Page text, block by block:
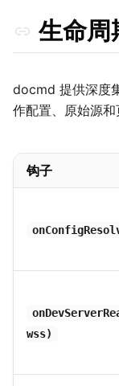
生命周
docmd 提供深度
作配置、原始源和
钩子
wss)